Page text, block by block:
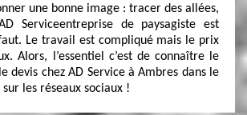
une bonne image : tracer des allées,
Serviceentreprise de paysagiste est
Le travail est compliqué mais le prix
Alors, l’essentiel c’est de connaître le
devis chez AD Service à Ambres dans le
les réseaux sociaux !